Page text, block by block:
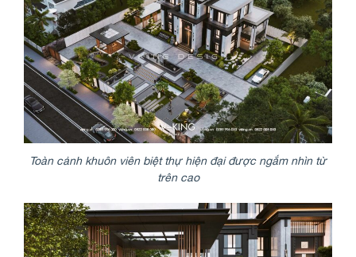
Toàn cảnh khuôn viên biệt thự hiện đại được ngắm nhìn từ
trên cao